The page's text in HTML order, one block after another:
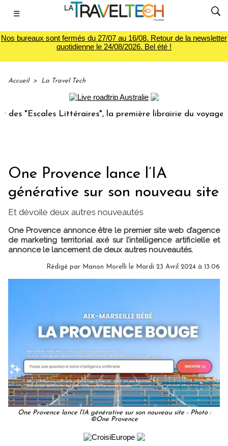
☰
Nos bureaux sont fermés du 27/07 au 16/08. Retour de la newsletter
quotidienne le 24/08/2026. Bel été !
Accueil > La Travel Tech
Littéraires", la première librairie du voyage Le
One Provence lance l’IA
générative sur son nouveau site
Et dévoile deux autres nouveautés
One Provence annonce être le premier site web d’agence
de marketing territorial axé sur l’intelligence artificielle et
annonce le lancement de deux autres nouveautés.
Rédigé par Manon Morelli le Mardi 23 Avril 2024 à 13:06
One Provence lance l’IA générative sur son nouveau site - Photo :
©One Provence